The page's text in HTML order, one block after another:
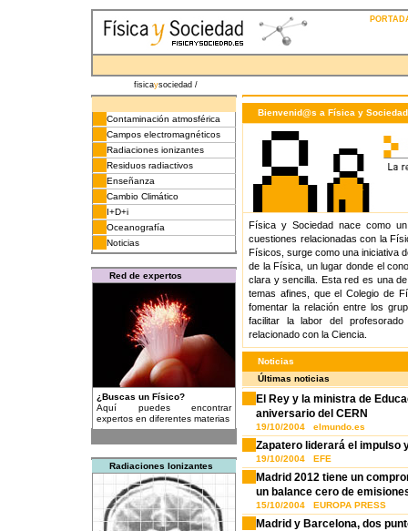
fisicaysociedad /
Contaminación atmosférica
Campos electromagnéticos
Radiaciones ionizantes
Residuos radiactivos
Enseñanza
Cambio Climático
I+D+i
Oceanografía
Noticias
Red de expertos
¿Buscas un Físico?
Aquí puedes encontrar
expertos en diferentes materias
Radiaciones Ionizantes
Bienvenid@s a Física y Sociedad
Física y Sociedad nace como
cuestiones relacionadas con la
Físicos, surge como una iniciativa
de la Física, un lugar donde el
clara y sencilla. Esta red es una
temas afines, que el Colegio de
fomentar la relación entre los
facilitar la labor del
relacionado con la Ciencia.
Noticias
Últimas noticias
El Rey y la ministra de
aniversario del CERN
19/10/2004 elmundo.es
Zapatero liderará el impulso
19/10/2004 EFE
Madrid 2012 tiene un
un balance cero de
15/10/2004 EUROPA PRESS
Madrid y Barcelona, dos